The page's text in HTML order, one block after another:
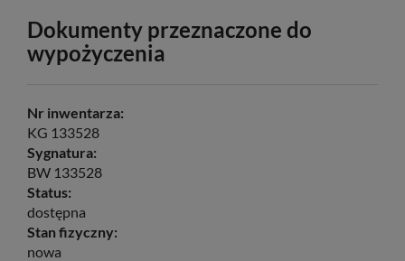
Dokumenty przeznaczone do
wypożyczenia
Nr inwentarza:
KG 133528
Sygnatura:
BW 133528
Status:
dostępna
Stan fizyczny:
nowa